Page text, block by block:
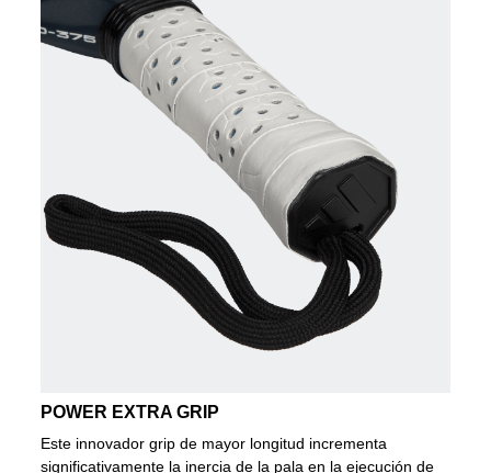
POWER EXTRA GRIP
Este innovador grip de mayor longitud incrementa
significativamente la inercia de la pala en la ejecución de